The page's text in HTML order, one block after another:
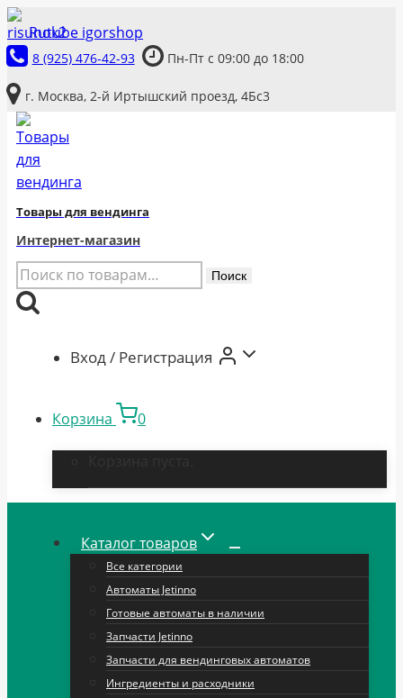
Перейти
к
содержимому
Rutube igorshop
8 (925) 476-42-93 Пн-Пт с 09:00 до 18:00
г. Москва, 2-й Иртышский проезд, 4Бс3
Товары для вендинга
Интернет-магазин
Искать: Поиск
Вход / Регистрация
Корзина 0
Каталог товаров
Все категории
Автоматы Jetinno
Готовые автоматы в наличии
Запчасти Jetinno
Запчасти для вендинговых автоматов
Ингредиенты и расходники